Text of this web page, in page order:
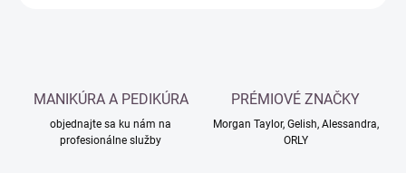
MANIKÚRA A PEDIKÚRA
objednajte sa ku nám na
profesionálne služby
PRÉMIOVÉ ZNAČKY
Morgan Taylor, Gelish, Alessandra,
ORLY